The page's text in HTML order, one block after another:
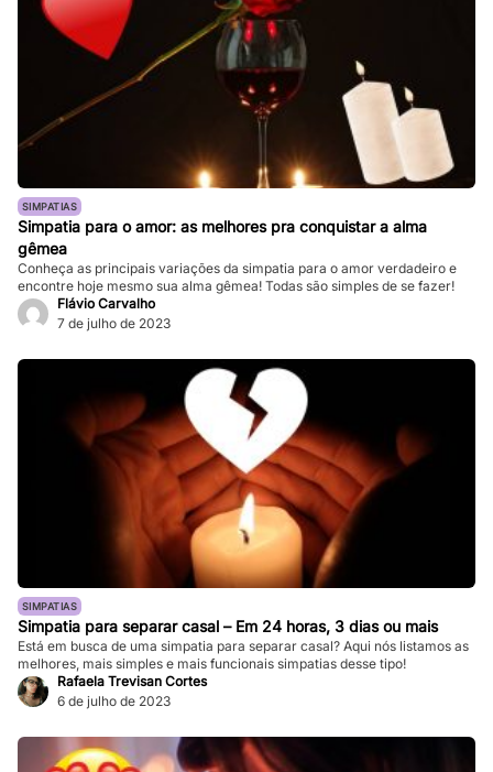
SIMPATIAS
Simpatia para o amor: as melhores pra conquistar a alma
gêmea
Conheça as principais variações da simpatia para o amor verdadeiro e
encontre hoje mesmo sua alma gêmea! Todas são simples de se fazer!
Flávio Carvalho
7 de julho de 2023
SIMPATIAS
Simpatia para separar casal – Em 24 horas, 3 dias ou mais
Está em busca de uma simpatia para separar casal? Aqui nós listamos as
melhores, mais simples e mais funcionais simpatias desse tipo!
Rafaela Trevisan Cortes
6 de julho de 2023